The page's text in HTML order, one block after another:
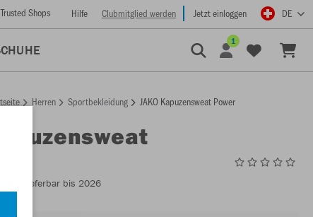
Shops Hilfe Clubmitglied werden Jetzt einloggen DE
1
Herren Sportbekleidung JAKO Kapuzensweat Power
Kapuzensweat
- Lieferbar bis 2026